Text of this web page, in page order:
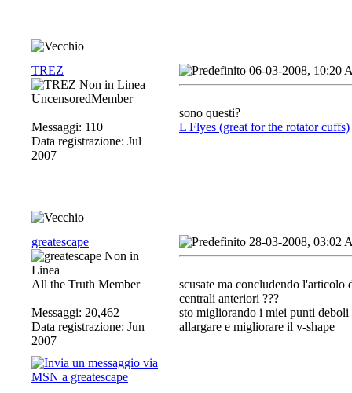
TREZ
UncensoredMember
Messaggi: 110
Data registrazione: Jul
2007
06-03-2008, 10:20
sono questi?
L Flyes (great for the rotator cuffs)
greatescape
All the Truth Member
Messaggi: 20,462
Data registrazione: Jun
2007
28-03-2008, 03:02
scusate ma concludendo
centrali anteriori ???
sto migliorando i miei punti deboli
allargare e migliorare il v-shape